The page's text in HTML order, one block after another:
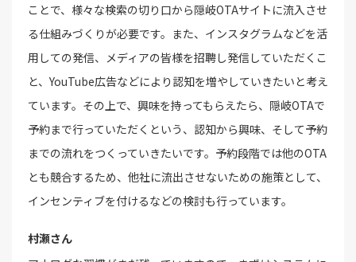
ことで、様々な検索の切り口から隠岐OTAサイトに流入させ
る仕組みづくりが必要です。また、インスタグラムなどを活
用しての発信、メディアの皆様を招聘し発信していただくこ
と、YouTube広告などにより認知を増やしていきたいと考え
ています。その上で、興味を持ってもらえたら、隠岐OTAで
予約まで行っていただくという、認知から興味、そして予約
までの流れをつくっていきたいです。予約段階では他のOTA
とも競合するため、他社に流出させないための施策として、
インセンティブを付けるなどの検討も行っています。
村瀬さん